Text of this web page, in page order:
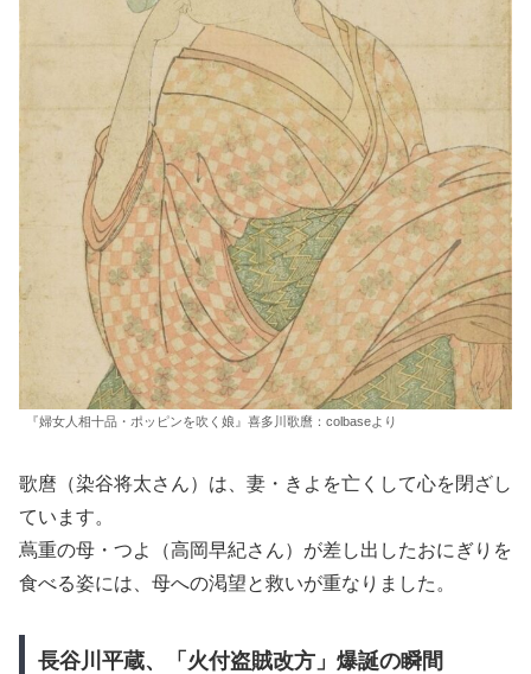
『婦女人相十品・ポッピンを吹く娘』喜多川歌麿：colbaseより
歌麿（染谷将太さん）は、妻・きよを亡くして心を閉ざし
ています。
蔦重の母・つよ（高岡早紀さん）が差し出したおにぎりを
食べる姿には、母への渇望と救いが重なりました。
長谷川平蔵、「火付盗賊改方」爆誕の瞬間